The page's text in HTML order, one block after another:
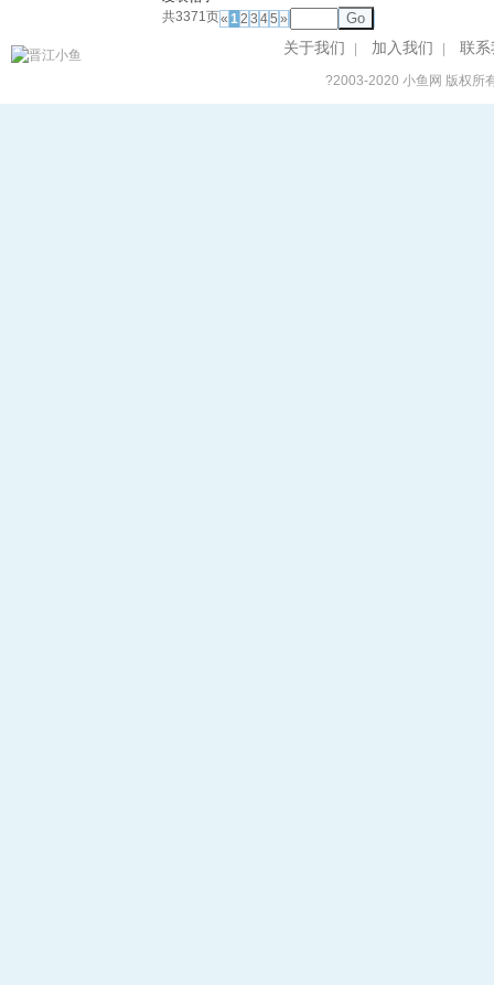
« 12 3 45 »
共3371页 Go
关于我们 加入我们 联系
?2003-2020小鱼网 版权所